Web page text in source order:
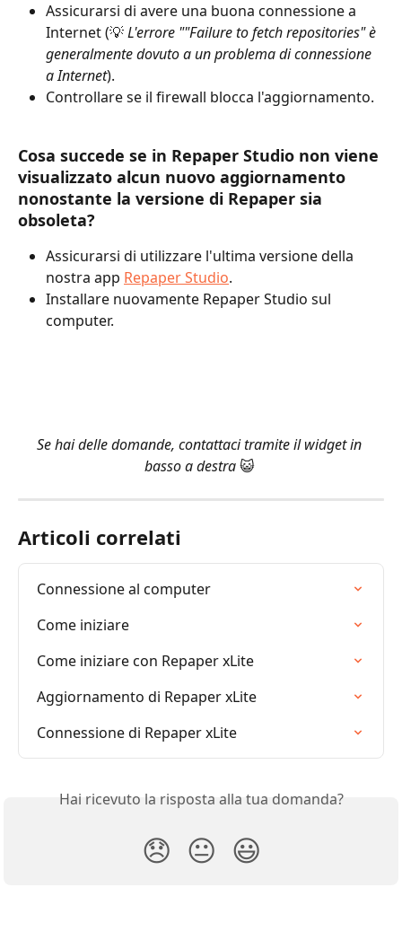
Assicurarsi di avere una buona connessione a
Internet (💡 L'errore ""Failure to fetch repositories" è
generalmente dovuto a un problema di connessione
a Internet).
Controllare se il firewall blocca l'aggiornamento.
Cosa succede se in Repaper Studio non viene
visualizzato alcun nuovo aggiornamento
nonostante la versione di Repaper sia
obsoleta?
Assicurarsi di utilizzare l'ultima versione della
nostra app Repaper Studio.
Installare nuovamente Repaper Studio sul
computer.
Se hai delle domande, contattaci tramite il widget in
basso a destra 😺
Articoli correlati
Connessione al computer
Come iniziare
Come iniziare con Repaper xLite
Aggiornamento di Repaper xLite
Connessione di Repaper xLite
Hai ricevuto la risposta alla tua domanda?
😞 😐 😃